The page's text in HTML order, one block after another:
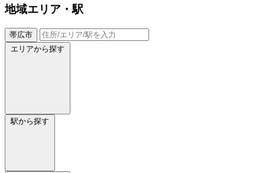
地域エリア・駅
帯広市
エリアから探す
駅から探す